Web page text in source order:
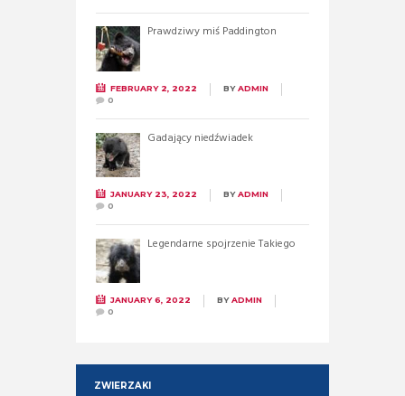
Prawdziwy miś Paddington
FEBRUARY 2, 2022 BYADMIN
0
Gadający niedźwiadek
JANUARY 23, 2022 BYADMIN
0
Legendarne spojrzenie Takiego
JANUARY 6, 2022 BYADMIN
0
ZWIERZAKI